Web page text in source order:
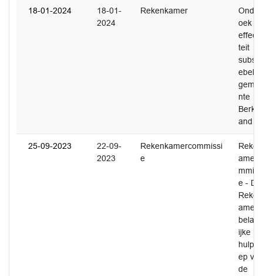
18-01-2024
18-01-
2024
Rekenkamer
oek
teit
nte
Berkell
and
25-09-2023
22-09-
2023
Rekenkamercommissi
e
e - De
amer
ijke
ep van
de